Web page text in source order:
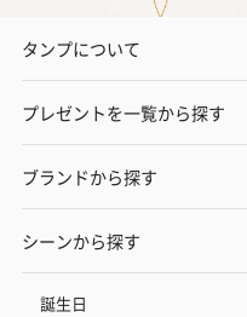
お酒を同梱してお届けいたし
※20歳未満の方への酒類の販
プレミアムビール イネ
ディット（712円）
酔
タンプについて
プレゼントを一覧から探す
ブランドから探す
シーンから探す
誕生日